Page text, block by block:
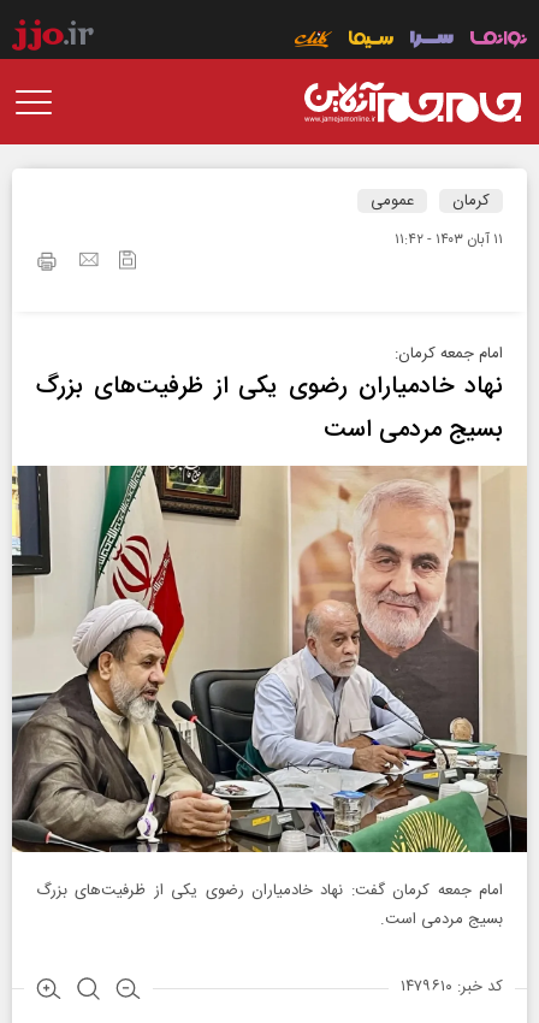
کرمان عمومی
۱۱ آبان ۱۴۰۳ - ۱۱:۴۲
امام جمعه کرمان:
نهاد خادمیاران رضوی یکی از ظرفیت‌های بزرگ
بسیج مردمی است
امام جمعه کرمان گفت: نهاد خادمیاران رضوی یکی از ظرفیت‌های بزرگ
بسیج مردمی است.
کد خبر: ۱۴۷۹۶۱۰